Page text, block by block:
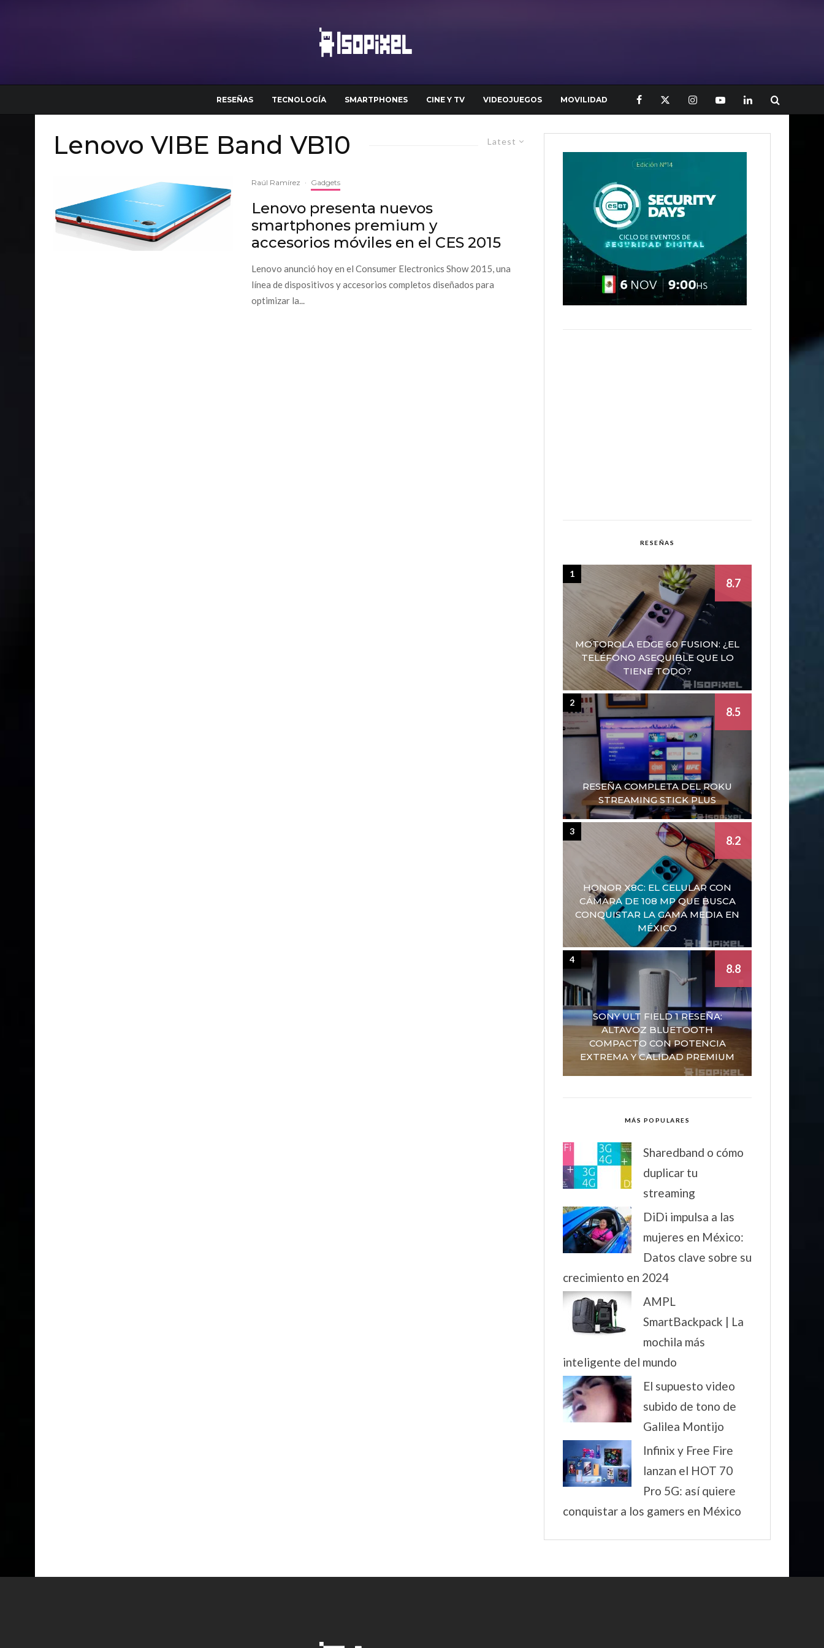
RESEÑAS TECNOLOGÍA SMARTPHONES CINE Y TV VIDEOJUEGOS MOVILIDAD
Latest
Lenovo VIBE Band VB10
Raúl Ramírez · Gadgets
Lenovo presenta nuevos
smartphones premium y
accesorios móviles en el CES 2015
Lenovo anunció hoy en el Consumer Electronics Show 2015, una
línea de dispositivos y accesorios completos diseñados para
optimizar la...
RESEÑAS
MOTOROLA EDGE 60 FUSION: ¿EL
TELÉFONO ASEQUIBLE QUE LO
TIENE TODO?
8.7
1
RESEÑA COMPLETA DEL ROKU
STREAMING STICK PLUS
8.5
2
HONOR X8C: EL CELULAR CON
CÁMARA DE 108 MP QUE BUSCA
CONQUISTAR LA GAMA MEDIA EN
MÉXICO
8.2
3
SONY ULT FIELD 1 RESEÑA:
ALTAVOZ BLUETOOTH
COMPACTO CON POTENCIA
EXTREMA Y CALIDAD PREMIUM
8.8
4
MÁS POPULARES
Sharedband o cómo
duplicar tu
streaming
DiDi impulsa a las
mujeres en México:
Datos clave sobre su
crecimiento en 2024
AMPL
SmartBackpack | La
mochila más
inteligente del mundo
El supuesto video
subido de tono de
Galilea Montijo
Infinix y Free Fire
lanzan el HOT 70
Pro 5G: así quiere
conquistar a los gamers en México